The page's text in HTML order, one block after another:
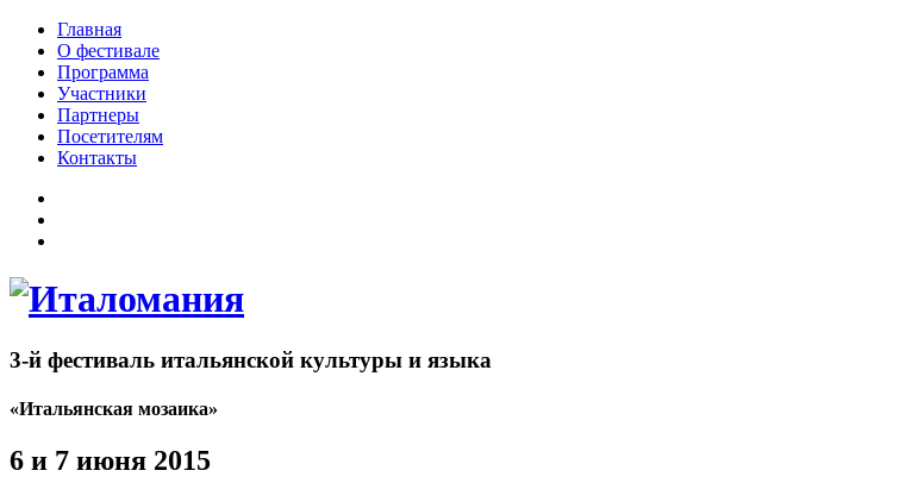
Главная
О фестивале
Программа
Участники
Партнеры
Посетителям
Контакты
3-й фестиваль итальянской культуры и языка
«Итальянская мозаика»
6 и 7 июня 2015